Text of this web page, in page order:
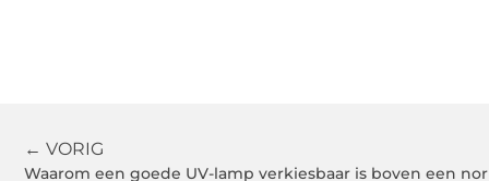
← VORIG
Waarom een goede UV-lamp verkiesbaar is boven een